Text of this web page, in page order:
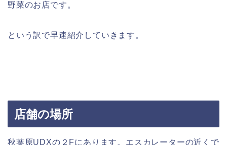
野菜のお店です。
という訳で早速紹介していきます。
店舗の場所
秋葉原UDXの２Fにあります。エスカレーターの近くで